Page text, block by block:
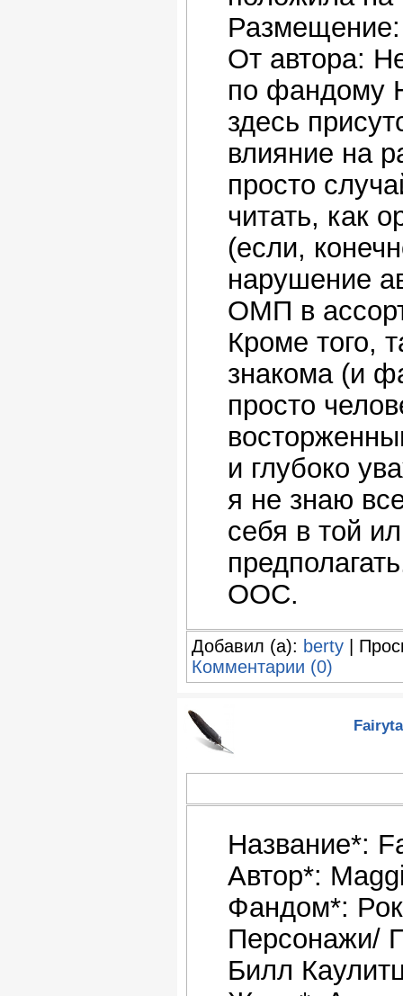
Размещение:
От автора:
по фандому
здесь
влияние на
просто
читать, как
(если,
нарушение
ОМП в
Кроме того,
знакома (и
просто
и глубоко
я не знаю
себя в той
ООС.
Добавил (а): berty |
Комментарии (0)
Название*:
Автор*:
Фандом*:
Персонажи/
Билл